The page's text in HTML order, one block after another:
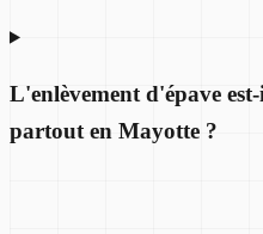
L'enlèvement d'épave
partout en Mayotte ?